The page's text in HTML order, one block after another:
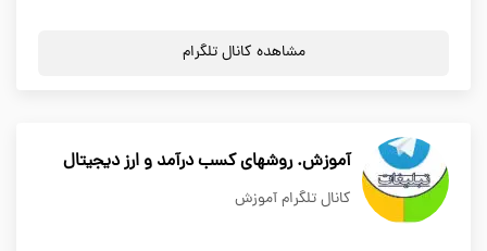
مشاهده کانال تلگرام
آموزش. روشهای کسب درآمد و ارز دیجیتال
کانال تلگرام آموزش